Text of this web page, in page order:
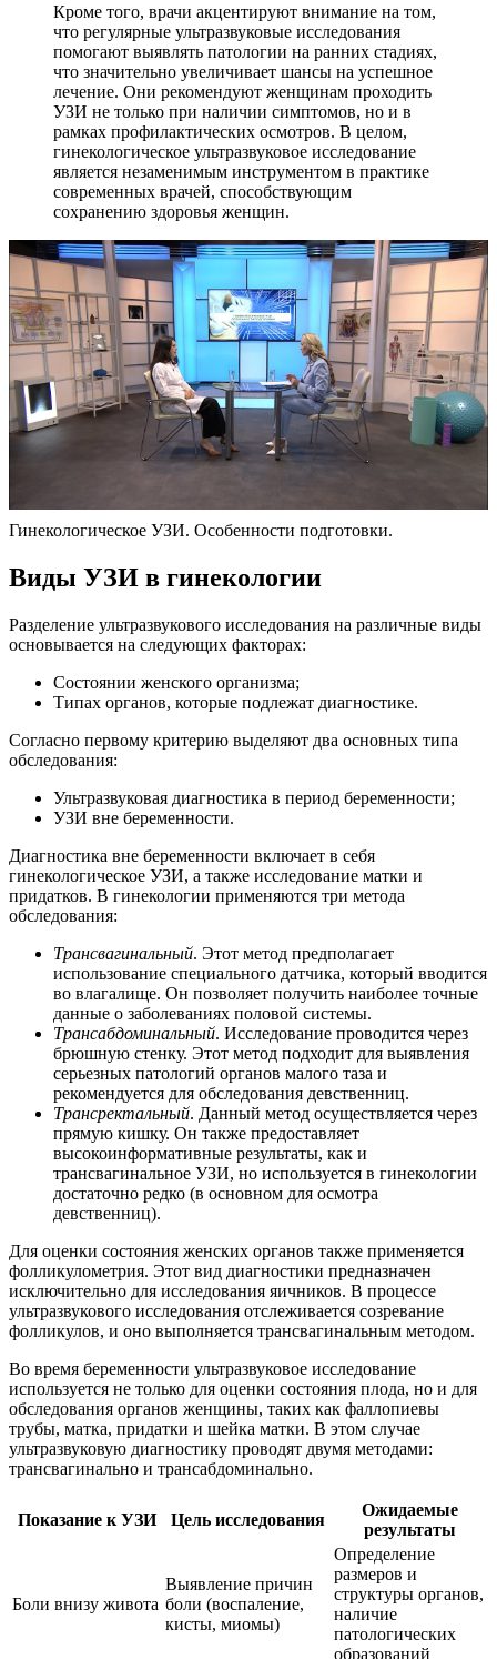
Кроме того, врачи акцентируют внимание на том,
что регулярные ультразвуковые исследования
помогают выявлять патологии на ранних стадиях,
что значительно увеличивает шансы на успешное
лечение. Они рекомендуют женщинам проходить
УЗИ не только при наличии симптомов, но и в
рамках профилактических осмотров. В целом,
гинекологическое ультразвуковое исследование
является незаменимым инструментом в практике
современных врачей, способствующим
сохранению здоровья женщин.
Гинекологическое УЗИ. Особенности подготовки.
Виды УЗИ в гинекологии
Разделение ультразвукового исследования на различные виды
основывается на следующих факторах:
Состоянии женского организма;
Типах органов, которые подлежат диагностике.
Согласно первому критерию выделяют два основных типа
обследования:
Ультразвуковая диагностика в период беременности;
УЗИ вне беременности.
Диагностика вне беременности включает в себя
гинекологическое УЗИ, а также исследование матки и
придатков. В гинекологии применяются три метода
обследования:
Трансвагинальный. Этот метод предполагает
использование специального датчика, который вводится
во влагалище. Он позволяет получить наиболее точные
данные о заболеваниях половой системы.
Трансабдоминальный. Исследование проводится через
брюшную стенку. Этот метод подходит для выявления
серьезных патологий органов малого таза и
рекомендуется для обследования девственниц.
Трансректальный. Данный метод осуществляется через
прямую кишку. Он также предоставляет
высокоинформативные результаты, как и
трансвагинальное УЗИ, но используется в гинекологии
достаточно редко (в основном для осмотра
девственниц).
Для оценки состояния женских органов также применяется
фолликулометрия. Этот вид диагностики предназначен
исключительно для исследования яичников. В процессе
ультразвукового исследования отслеживается созревание
фолликулов, и оно выполняется трансвагинальным методом.
Во время беременности ультразвуковое исследование
используется не только для оценки состояния плода, но и для
обследования органов женщины, таких как фаллопиевы
трубы, матка, придатки и шейка матки. В этом случае
ультразвуковую диагностику проводят двумя методами:
трансвагинально и трансабдоминально.
Показание к УЗИ Цель исследования
Ожидаемые
результаты
Боли внизу живота
Выявление причин
боли (воспаление,
кисты, миомы)
Определение
размеров и
структуры органов,
наличие
патологических
образований